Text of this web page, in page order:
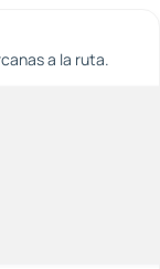
a la ruta.